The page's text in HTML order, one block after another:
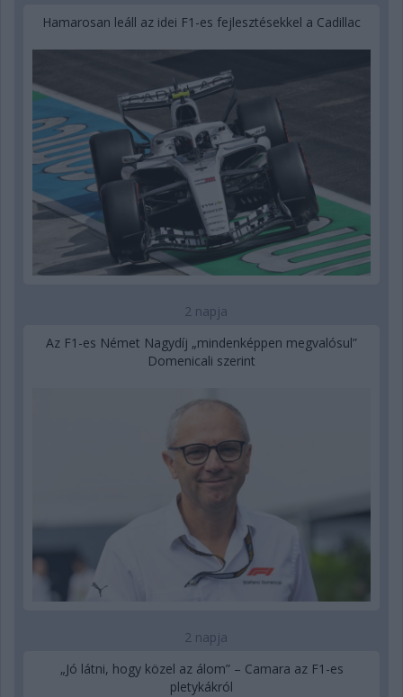
Hamarosan leáll az idei F1-es fejlesztésekkel a Cadillac
2 napja
Az F1-es Német Nagydíj „mindenképpen megvalósul”
Domenicali szerint
2 napja
„Jó látni, hogy közel az álom” – Camara az F1-es
pletykákról